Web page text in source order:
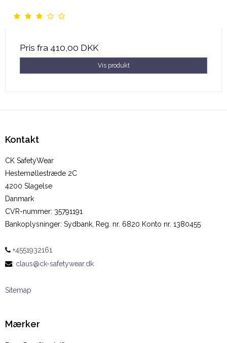
Pris fra 410,00 DKK
Vis produkt
Kontakt
CK SafetyWear
Hestemøllestræde 2C
4200 Slagelse
Danmark
CVR-nummer: 35791191
Bankoplysninger: Sydbank, Reg. nr. 6820 Konto nr. 1380455
+4551932161
: claus@ck-safetywear.dk
Sitemap
Mærker